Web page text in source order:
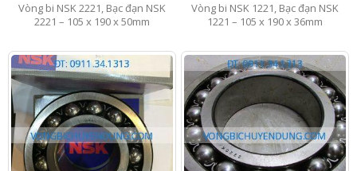
Vòng bi NSK 2221, Bạc đạn NSK
2221 – 105 x 190 x 50mm
Vòng bi NSK 1221, Bạc đạn NSK
1221 – 105 x 190 x 36mm